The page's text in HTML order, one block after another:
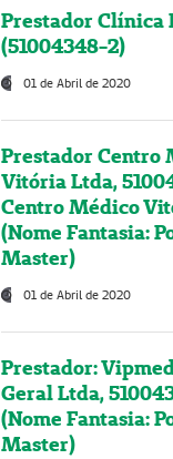
Prestador Clínica
(51004348-2)
01 de Abril de 2020
Prestador Centro
Vitória Ltda,
Centro Médico
(Nome Fantasia:
Master)
01 de Abril de 2020
Prestador:
Geral Ltda,
(Nome Fantasia:
Master)